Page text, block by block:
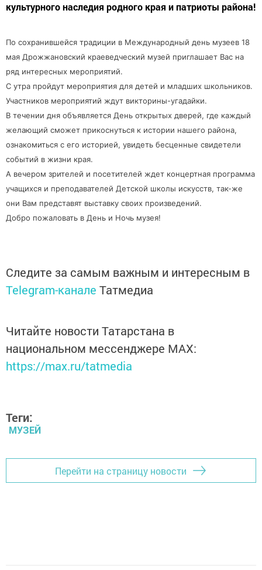
культурного наследия родного края и патриоты района!
По сохранившейся традиции в Международный день музеев 18
мая Дрожжановский краеведческий музей приглашает Вас на
ряд интересных мероприятий.
С утра пройдут мероприятия для детей и младших школьников.
Участников мероприятий ждут викторины-угадайки.
В течении дня объявляется День открытых дверей, где каждый
желающий сможет прикоснуться к истории нашего района,
ознакомиться с его историей, увидеть бесценные свидетели
событий в жизни края.
А вечером зрителей и посетителей ждет концертная программа
учащихся и преподавателей Детской школы искусств, так-же
они Вам представят выставку своих произведений.
Добро пожаловать в День и Ночь музея!
Следите за самым важным и интересным в
Telegram-канале Татмедиа
Читайте новости Татарстана в
национальном мессенджере MАХ:
https://max.ru/tatmedia
Теги:
МУЗЕЙ
Перейти на страницу новости